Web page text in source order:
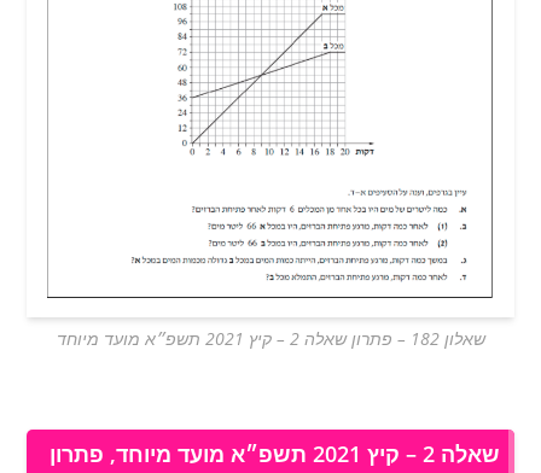
שאלון 182 – פתרון שאלה 2 – קיץ 2021 תשפ״א מועד מיוחד
שאלה 2 – קיץ 2021 תשפ״א מועד מיוחד, פתרון